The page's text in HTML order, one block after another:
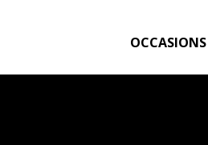
OCCASIONS